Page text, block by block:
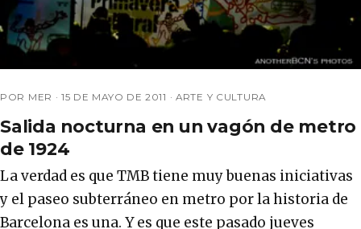
POR MER ·15 DE MAYO DE 2011 ·ARTE Y CULTURA
Salida nocturna en un vagón de metro
de 1924
La verdad es que TMB tiene muy buenas iniciativas
y el paseo subterráneo en metro por la historia de
Barcelona es una. Y es que este pasado jueves